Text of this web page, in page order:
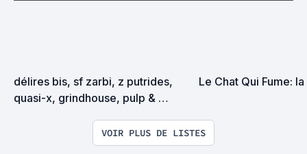
délires bis, sf zarbi, z putrides,
quasi-x, grindhouse, pulp &
Le Chat Qui Fume:
VOIR PLUS DE LISTES